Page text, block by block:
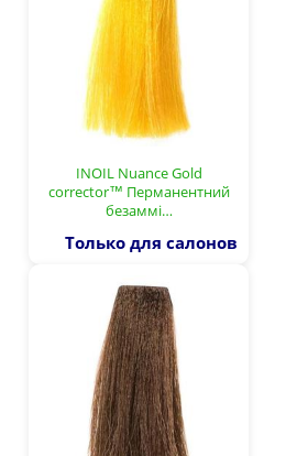
INOIL Nuance Gold
corrector™ Перманентний
безаммі…
Только для салонов